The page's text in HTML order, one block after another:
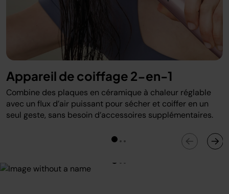
Appareil de coiffage 2-en-1
Combine des plaques en céramique à chaleur réglable
avec un flux d’air puissant pour sécher et coiffer en un
seul geste, sans besoin d’accessoires supplémentaires.